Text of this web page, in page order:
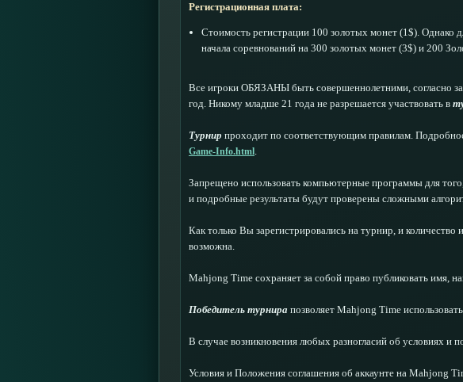
Регистрационная плата:
Стоимость регистрации 100 золотых монет (1$). Однако
начала соревнований на 300 золотых монет (3$) и 200
Все игроки ОБЯЗАНЫ быть совершеннолетними, согласно
год. Никому младше 21 года не разрешается участвовать в
Турнир проходит по соответствующим правилам.
Game-Info.html.
Запрещено использовать компьютерные программы для
и подробные результаты будут проверены сложными
Как только Вы зарегистрировались на турнир, и
возможна.
Mahjong Time сохраняет за собой право публиковать имя,
Победитель турнира позволяет Mahjong Time
В случае возникновения любых разногласий об условиях и
Условия и Положения соглашения об аккаунте на Mahjong